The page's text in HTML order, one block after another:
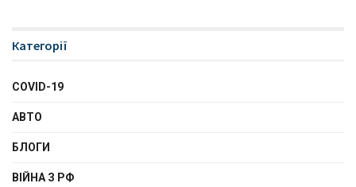
Категорії
COVID-19
АВТО
БЛОГИ
ВІЙНА З РФ